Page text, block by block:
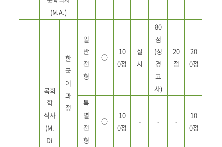
(M.A.)
목회
학
석사
(M.
Di
한
국
어
과
정
일
반
전
형
○
10
0점
실
시
80
점
(성
경
고
사)
20
점
20
0점
특
별
전
형
○
10
0점
- - -
10
0점